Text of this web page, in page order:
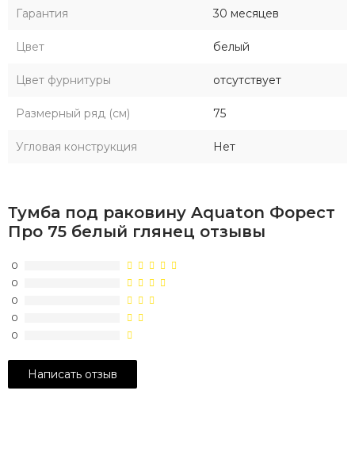
Гарантия 30 месяцев
Цвет белый
Цвет фурнитуры отсутствует
Размерный ряд (см) 75
Угловая конструкция Нет
Тумба под раковину Aquaton Форест
Про 75 белый глянец отзывы
0
0
0
0
0